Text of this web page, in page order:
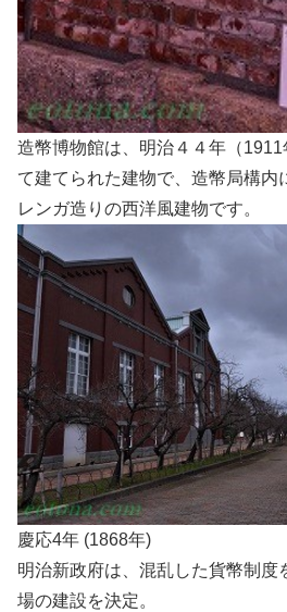
造幣博物館は、明治４４年（
て建てられた建物で、造幣局構内
レンガ造りの西洋風建物です。
慶応4年 (1868年)
明治新政府は、混乱した貨幣制度
場の建設を決定。